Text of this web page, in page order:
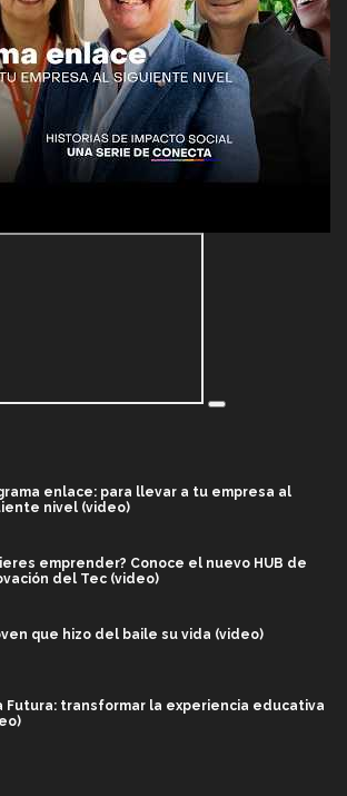
enlace: para llevar a tu empresa al
nivel (video)
emprender? Conoce el nuevo HUB de
del Tec (video)
que hizo del baile su vida (video)
Futura: transformar la experiencia educativa